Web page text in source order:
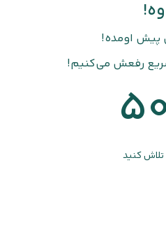
پیش اومده!
رفعش می‌کنیم!
تلاش کنید